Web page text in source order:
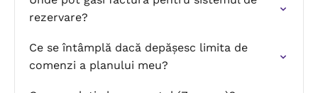
rezervare?
Ce se întâmplă dacă depășesc limita de
comenzi a planului meu?